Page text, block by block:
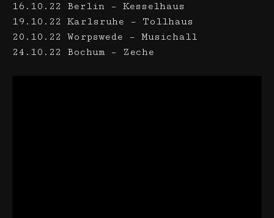
16.10.22 Berlin – Kesselhaus
19.10.22 Karlsruhe – Tollhaus
20.10.22 Worpswede – Musichall
24.10.22 Bochum – Zeche